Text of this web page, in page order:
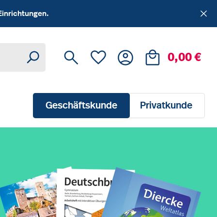
Du hast 0 Produkte auf dem
0,00 €
Geschäftskunde Privatkunde